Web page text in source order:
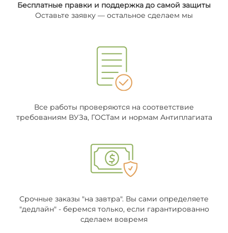
Бесплатные правки и поддержка до самой защиты
Оставьте заявку — остальное сделаем мы
Все работы проверяются на соответствие
требованиям ВУЗа, ГОСТам и нормам Антиплагиата
Срочные заказы "на завтра". Вы сами определяете
"дедлайн" - беремся только, если гарантированно
сделаем вовремя